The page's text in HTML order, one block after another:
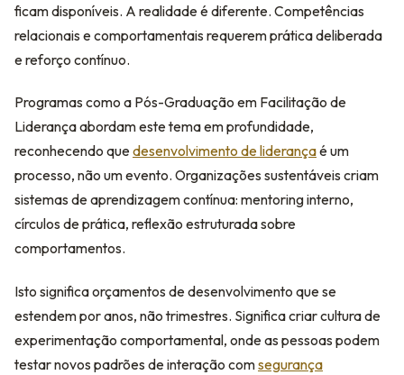
ficam disponíveis. A realidade é diferente. Competências
relacionais e comportamentais requerem prática deliberada
e reforço contínuo.
Programas como a Pós-Graduação em Facilitação de
Liderança abordam este tema em profundidade,
reconhecendo que desenvolvimento de liderançaé um
processo, não um evento. Organizações sustentáveis criam
sistemas de aprendizagem contínua: mentoring interno,
círculos de prática, reflexão estruturada sobre
comportamentos.
Isto significa orçamentos de desenvolvimento que se
estendem por anos, não trimestres. Significa criar cultura de
experimentação comportamental, onde as pessoas podem
testar novos padrões de interação comsegurança